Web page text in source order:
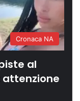
Cronaca NA
al